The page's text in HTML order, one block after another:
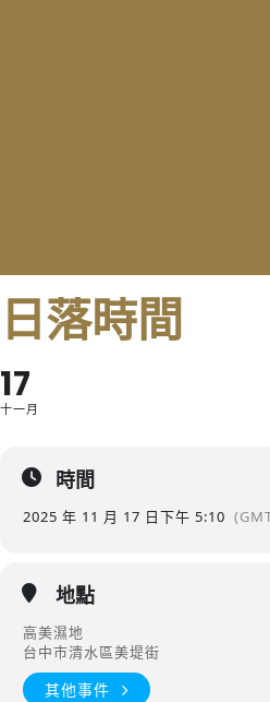
日落時間
17
十一月
時間
2025 年 11 月 17 日下午 5:10
地點
高美濕地
台中市清水區美堤街
其他事件